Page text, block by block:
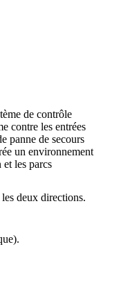
de contrôle
contre les entrées
panne de secours
un environnement
et les parcs
deux directions.